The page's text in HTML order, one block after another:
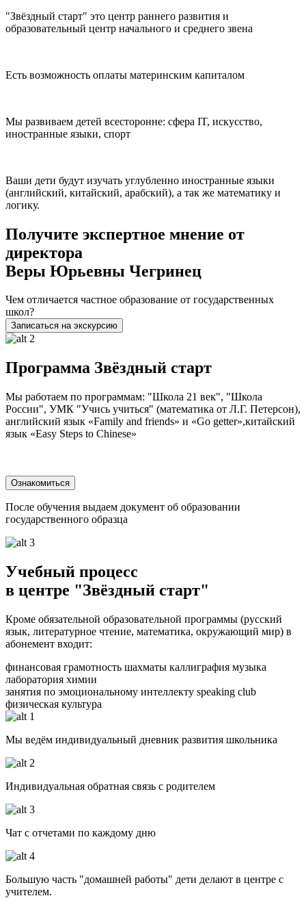
"Звёздный старт" это центр раннего развития и
образовательный центр начального и среднего звена
Есть возможность оплаты материнским капиталом
Мы развиваем детей всесторонне: сфера IT, искусство,
иностранные языки, спорт
Ваши дети будут изучать углубленно иностранные языки
(английский, китайский, арабский), а так же математику и
логику.
Получите экспертное мнение от
директора
Веры Юрьевны Чегринец
Чем отличается частное образование от государственных
школ?
Записаться на экскурсию
Программа Звёздный старт
Мы работаем по программам: "Школа 21 век", "Школа
России", УМК "Учись учиться" (математика от Л.Г. Петерсон),
английский язык «Family and friends» и «Go getter»,китайский
язык «Easy Steps to Chinese»
Ознакомиться
После обучения выдаем документ об образовании
государственного образца
Учебный процесс
в центре "Звёздный старт"
Кроме обязательной образовательной программы (русский
язык, литературное чтение, математика, окружающий мир) в
абонемент входит:
финансовая грамотность шахматы каллиграфия музыка
лаборатория химии
занятия по эмоциональному интеллекту speaking club
физическая культура
Мы ведём индивидуальный дневник развития школьника
Индивидуальная обратная связь с родителем
Чат с отчетами по каждому дню
Большую часть "домашней работы" дети делают в центре с
учителем.